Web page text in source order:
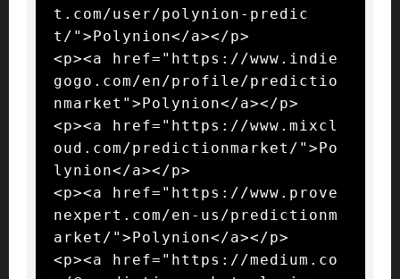
t.com/user/polynion-predic
t/">Polynion</a></p>
<p><a href="https://www.indie
gogo.com/en/profile/predictio
nmarket">Polynion</a></p>
<p><a href="https://www.mixcl
oud.com/predictionmarket/">Po
lynion</a></p>
<p><a href="https://www.prove
nexpert.com/en-us/predictionm
arket/">Polynion</a></p>
<p><a href="https://medium.co